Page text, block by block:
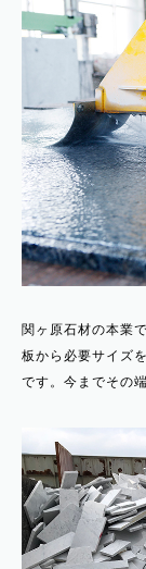
関ヶ原石材の本業
板から必要サイズ
です。今までその